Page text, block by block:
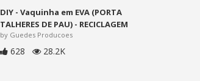
DIY - Vaquinha em EVA (PORTA
TALHERES DE PAU) - RECICLAGEM
by Guedes Producoes
628 28.2K